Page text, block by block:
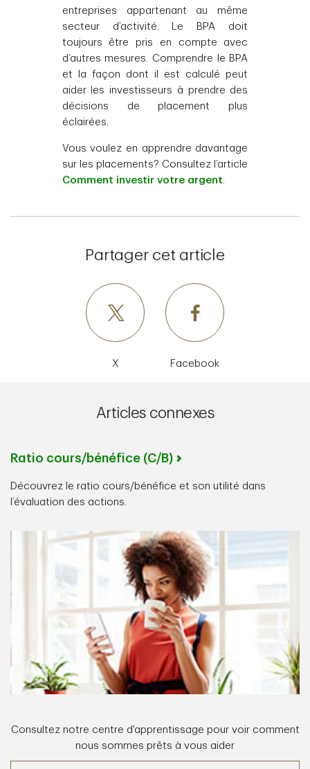
entreprises appartenant au même
secteur d’activité. Le BPA doit
toujours être pris en compte avec
d’autres mesures. Comprendre le BPA
et la façon dont il est calculé peut
aider les investisseurs à prendre des
décisions de placement plus
éclairées.
Vous voulez en apprendre davantage
sur les placements? Consultez l’article
Comment investir votre argent.
Partager cet article
X Facebook
Articles connexes
Ratio cours/bénéfice (C/B)
Découvrez le ratio cours/bénéfice et son utilité dans
l’évaluation des actions.
Consultez notre centre d'apprentissage pour voir comment
nous sommes prêts à vous aider